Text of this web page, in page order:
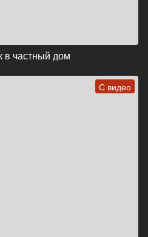
в частный дом
С видео